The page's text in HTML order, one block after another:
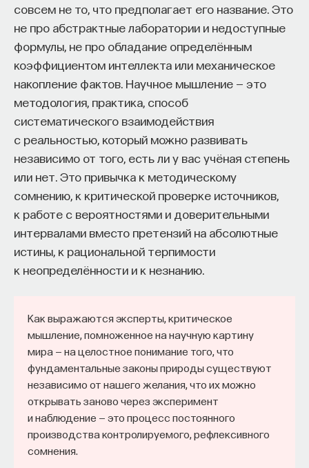
совсем не то, что предполагает его название. Это
не про абстрактные лаборатории и недоступные
формулы, не про обладание определённым
коэффициентом интеллекта или механическое
накопление фактов. Научное мышление — это
методология, практика, способ
систематического взаимодействия
с реальностью, который можно развивать
независимо от того, есть ли у вас учёная степень
или нет. Это привычка к методическому
сомнению, к критической проверке источников,
к работе с вероятностями и доверительными
интервалами вместо претензий на абсолютные
истины, к рациональной терпимости
к неопределённости и к незнанию.
Как выражаются эксперты, критическое
мышление, помноженное на научную картину
мира — на целостное понимание того, что
фундаментальные законы природы существуют
независимо от нашего желания, что их можно
открывать заново через эксперимент
и наблюдение — это процесс постоянного
производства контролируемого, рефлексивного
сомнения.
«Мы выделили четыре идеологии образования.
Первая — развитие и трансляция
дисциплинарного знания, где в центре находится
само знание, а не человек и не рынок труда.
Вторая — формирование определенного типа
человека, например человека, способного
к сложному мышлению. Третья — развитие
общества, вклад в то, каким оно будет.
И четвертая — социальная эффективность,
то есть забота о том, как человек будет работать
за пределами университета и насколько
эффективным окажется в команде и профессии.
Университет не всегда может точно
предсказать, какие именно рабочие места ждут
выпускника, но сама эта оптика тоже остается
в какой из этих логик работает университет,
у него будут совершенно разные ответы
на вопрос о целях образования».
Университет должен строить
будущее
«Есть представление о том, что университеты